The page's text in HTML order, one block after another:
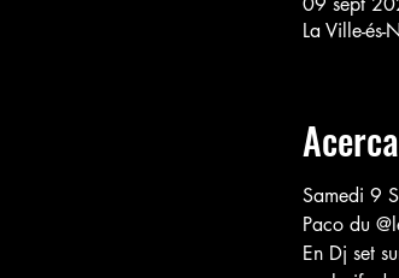
La Ville-
Samedi 9
Paco du
En Dj set